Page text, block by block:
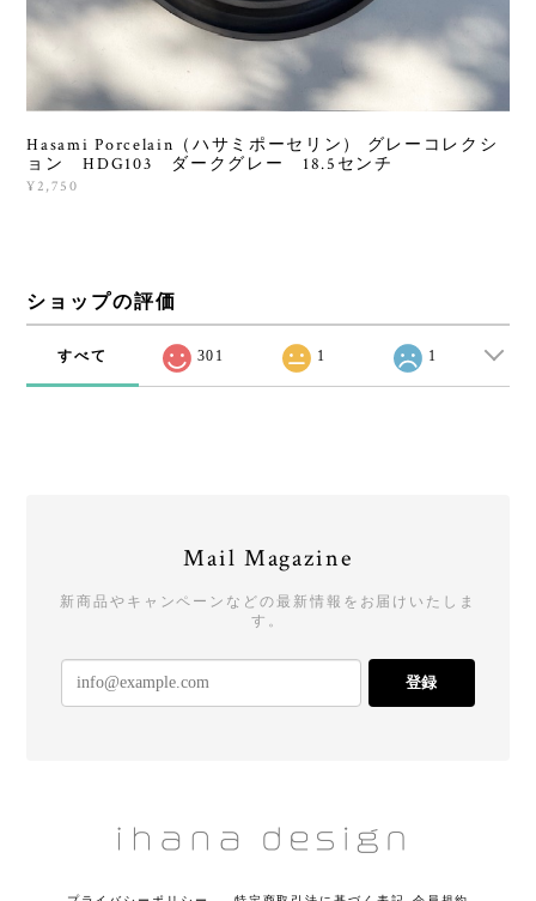
Hasami Porcelain（ハサミポーセリン） グレーコレクシ
ョン HDG103 ダークグレー 18.5センチ
¥2,750
ショップの評価
すべて 301 1 1
Mail Magazine
新商品やキャンペーンなどの最新情報をお届けいたしま
す。
登録